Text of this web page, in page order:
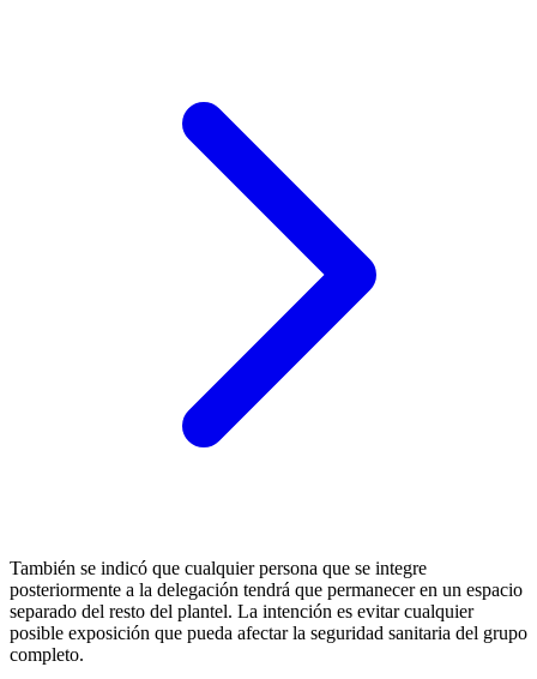
También se indicó que cualquier persona que se integre
posteriormente a la delegación tendrá que permanecer en un espacio
separado del resto del plantel. La intención es evitar cualquier
posible exposición que pueda afectar la seguridad sanitaria del grupo
completo.